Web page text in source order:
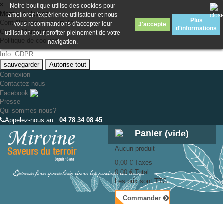
×
Mentions légales
Contrôlez votre vie privée
Cookie Manager
Politique de cookies
Info: GDPR
sauvegarder
Autorise tout
Connexion
Contactez-nous
Facebook
Presse
Qui sommes-nous?
Appelez-nous au : 04 78 34 08 45
Épicerie fine spécialisée dans les produits du terroir
Panier (vide)
Aucun produit
0,00 € Taxes
0,00 € Total
Les prix sont TTC
Commander
Notre boutique utilise des cookies pour
améliorer l'expérience utilisateur et nous
vous recommandons d'accepter leur
utilisation pour profiter pleinement de votre
navigation.
J'accepte
Plus
d'informations